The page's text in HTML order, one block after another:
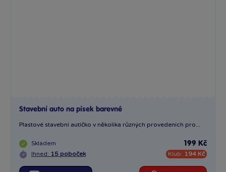
Stavební auto na písek barevné
Plastové stavební autíčko v několika různých provedeních pro...
Skladem
Ihned: 15 poboček
199 Kč
Klub: 194 Kč